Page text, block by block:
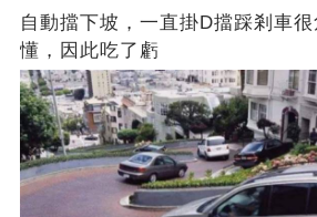
自動擋下坡，一直掛D擋踩剎車
懂，因此吃了虧